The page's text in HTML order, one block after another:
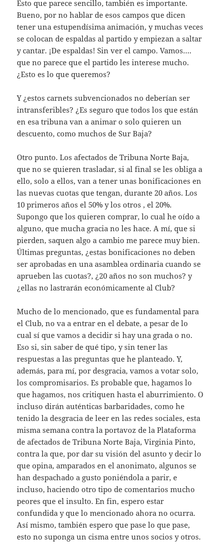
Esto que parece sencillo, también es importante.
Bueno, por no hablar de esos campos que dicen
tener una estupendísima animación, y muchas veces
se colocan de espaldas al partido y empiezan a saltar
y cantar. ¡De espaldas! Sin ver el campo. Vamos….
que no parece que el partido les interese mucho.
¿Esto es lo que queremos?
Y ¿estos carnets subvencionados no deberían ser
intransferibles? ¿Es seguro que todos los que están
en esa tribuna van a animar o solo quieren un
descuento, como muchos de Sur Baja?
Otro punto. Los afectados de Tribuna Norte Baja,
que no se quieren trasladar, si al final se les obliga a
ello, solo a ellos, van a tener unas bonificaciones en
las nuevas cuotas que tengan, durante 20 años. Los
10 primeros años el 50% y los otros , el 20%.
Supongo que los quieren comprar, lo cual he oído a
alguno, que mucha gracia no les hace. A mí, que si
pierden, saquen algo a cambio me parece muy bien.
Últimas preguntas, ¿estas bonificaciones no deben
ser aprobadas en una asamblea ordinaria cuando se
aprueben las cuotas?, ¿20 años no son muchos? y
¿ellas no lastrarán económicamente al Club?
Mucho de lo mencionado, que es fundamental para
el Club, no va a entrar en el debate, a pesar de lo
cual sí que vamos a decidir si hay una grada o no.
Eso si, sin saber de qué tipo, y sin tener las
respuestas a las preguntas que he planteado. Y,
además, para mí, por desgracia, vamos a votar solo,
los compromisarios. Es probable que, hagamos lo
que hagamos, nos critiquen hasta el aburrimiento. O
incluso dirán auténticas barbaridades, como he
tenido la desgracia de leer en las redes sociales, esta
misma semana contra la portavoz de la Plataforma
de afectados de Tribuna Norte Baja, Virginia Pinto,
contra la que, por dar su visión del asunto y decir lo
que opina, amparados en el anonimato, algunos se
han despachado a gusto poniéndola a parir, e
incluso, haciendo otro tipo de comentarios mucho
peores que el insulto. En fin, espero estar
confundida y que lo mencionado ahora no ocurra.
Así mismo, también espero que pase lo que pase,
esto no suponga un cisma entre unos socios y otros.